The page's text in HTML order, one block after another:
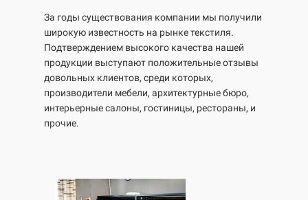
За годы существования компании мы получили
широкую известность на рынке текстиля.
Подтверждением высокого качества нашей
продукции выступают положительные отзывы
довольных клиентов, среди которых,
производители мебели, архитектурные бюро,
интерьерные салоны, гостиницы, рестораны, и
прочие.